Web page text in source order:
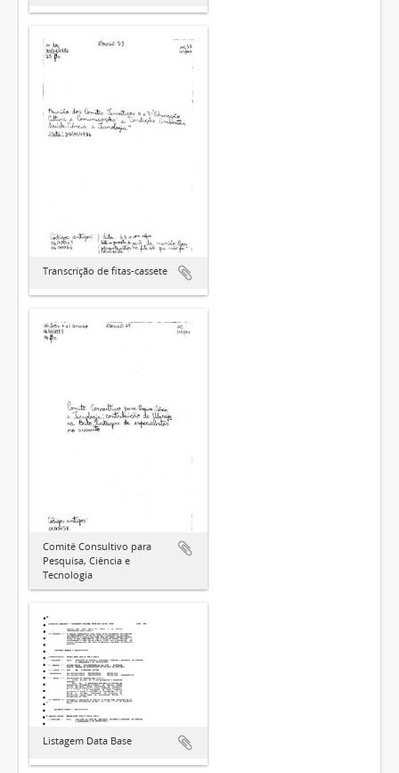
Transcrição de fitas-cassete
Comitê Consultivo para
Pesquisa, Ciência e
Tecnologia
Listagem Data Base